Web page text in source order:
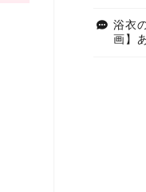
浴衣
画】